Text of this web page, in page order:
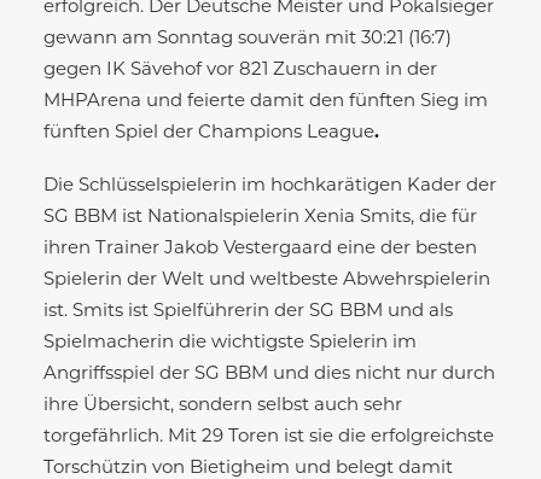
erfolgreich. Der Deutsche Meister und Pokalsieger
gewann am Sonntag souverän mit 30:21 (16:7)
gegen IK Sävehof vor 821 Zuschauern in der
MHPArena und feierte damit den fünften Sieg im
fünften Spiel der Champions League.
Die Schlüsselspielerin im hochkarätigen Kader der
SG BBM ist Nationalspielerin Xenia Smits, die für
ihren Trainer Jakob Vestergaard eine der besten
Spielerin der Welt und weltbeste Abwehrspielerin
ist. Smits ist Spielführerin der SG BBM und als
Spielmacherin die wichtigste Spielerin im
Angriffsspiel der SG BBM und dies nicht nur durch
ihre Übersicht, sondern selbst auch sehr
torgefährlich. Mit 29 Toren ist sie die erfolgreichste
Torschützin von Bietigheim und belegt damit